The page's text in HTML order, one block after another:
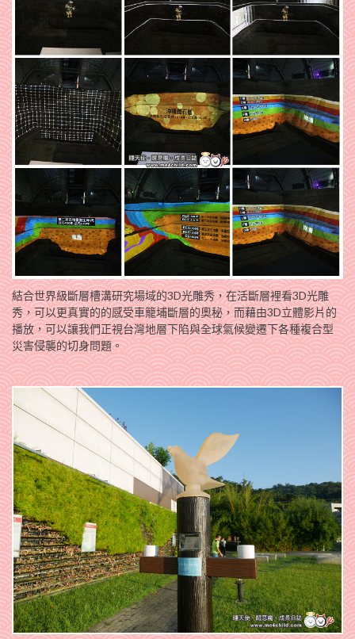
結合世界級斷層槽溝研究場域的3D光雕秀，在活斷層裡看3D光雕
秀，可以更真實的的感受車籠埔斷層的奧秘，而藉由3D立體影片的
播放，可以讓我們正視台灣地層下陷與全球氣候變遷下各種複合型
災害侵襲的切身問題。